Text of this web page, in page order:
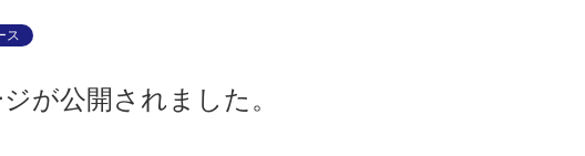
ス
が公開されました。